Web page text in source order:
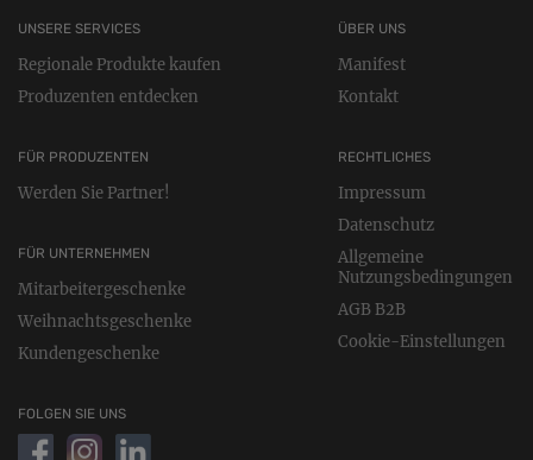
UNSERE SERVICES
Regionale Produkte kaufen
Produzenten entdecken
FÜR PRODUZENTEN
Werden Sie Partner!
FÜR UNTERNEHMEN
Mitarbeitergeschenke
Weihnachtsgeschenke
Kundengeschenke
RECHTLICHES
Impressum
Datenschutz
Allgemeine
Nutzungsbedingungen
AGB B2B
Cookie-Einstellungen
ÜBER UNS
Manifest
Kontakt
FOLGEN SIE UNS